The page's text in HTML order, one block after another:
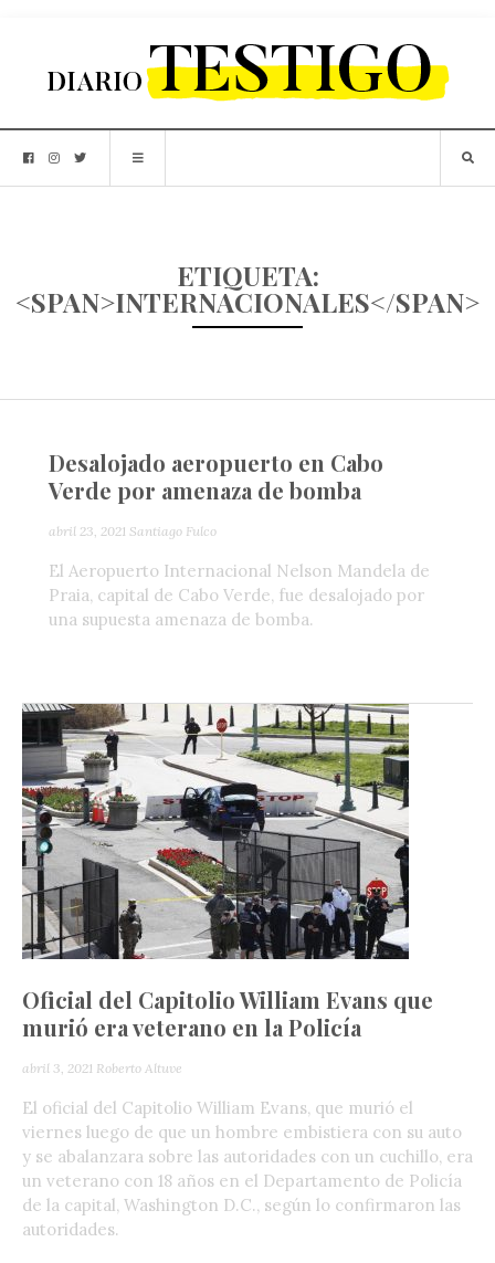
ETIQUETA:
<SPAN>INTERNACIONALES</SPAN>
Desalojado aeropuerto en Cabo
Verde por amenaza de bomba
abril 23, 2021 Santiago Fulco
El Aeropuerto Internacional Nelson Mandela de
Praia, capital de Cabo Verde, fue desalojado por
una supuesta amenaza de bomba.
Oficial del Capitolio William Evans que
murió era veterano en la Policía
abril 3, 2021 Roberto Altuve
El oficial del Capitolio William Evans, que murió el
viernes luego de que un hombre embistiera con su auto
y se abalanzara sobre las autoridades con un cuchillo, era
un veterano con 18 años en el Departamento de Policía
de la capital, Washington D.C., según lo confirmaron las
autoridades.